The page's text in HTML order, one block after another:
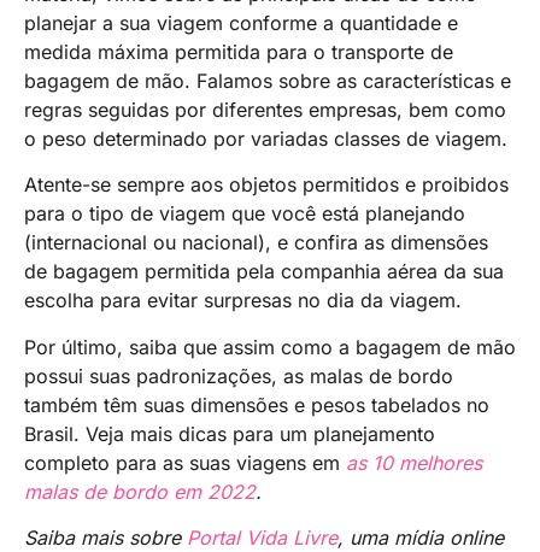
planejar a sua viagem conforme a quantidade e
medida máxima permitida para o transporte de
bagagem de mão. Falamos sobre as características e
regras seguidas por diferentes empresas, bem como
o peso determinado por variadas classes de viagem.
Atente-se sempre aos objetos permitidos e proibidos
para o tipo de viagem que você está planejando
(internacional ou nacional), e confira as dimensões
de bagagem permitida pela companhia aérea da sua
escolha para evitar surpresas no dia da viagem.
Por último, saiba que assim como a bagagem de mão
possui suas padronizações, as malas de bordo
também têm suas dimensões e pesos tabelados no
Brasil. Veja mais dicas para um planejamento
completo para as suas viagens em as 10 melhores
malas de bordo em 2022.
Saiba mais sobre Portal Vida Livre, uma mídia online